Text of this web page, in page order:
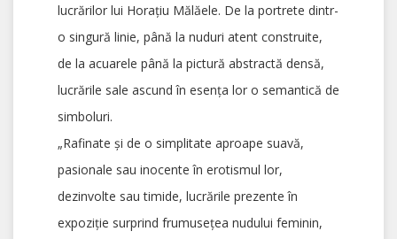
lucrărilor lui Horațiu Mălăele. De la portrete dintr-
o singură linie, până la nuduri atent construite,
de la acuarele până la pictură abstractă densă,
lucrările sale ascund în esenţa lor o semantică de
simboluri.
„Rafinate şi de o simplitate aproape suavă,
pasionale sau inocente în erotismul lor,
dezinvolte sau timide, lucrările prezente în
expoziţie surprind frumusețea nudului feminin,